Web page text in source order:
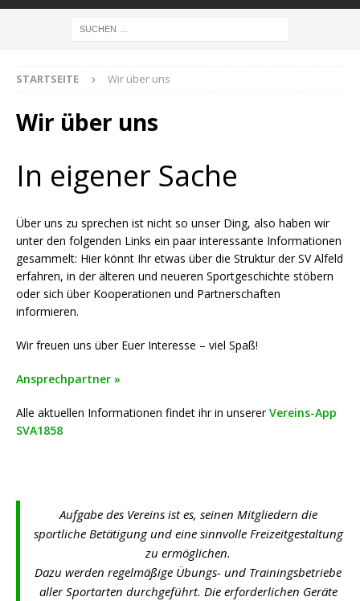
STARTSEITE Wir über uns
Wir über uns
In eigener Sache
Über uns zu sprechen ist nicht so unser Ding, also haben wir
unter den folgenden Links ein paar interessante Informationen
gesammelt: Hier könnt Ihr etwas über die Struktur der SV Alfeld
erfahren, in der älteren und neueren Sportgeschichte stöbern
oder sich über Kooperationen und Partnerschaften
informieren.
Wir freuen uns über Euer Interesse – viel Spaß!
Ansprechpartner »
Alle aktuellen Informationen findet ihr in unsererVereins-App
SVA1858
Aufgabe des Vereins ist es, seinen Mitgliedern die
sportliche Betätigung und eine sinnvolle Freizeitgestaltung
zu ermöglichen.
Dazu werden regelmäßige Übungs- und Trainingsbetriebe
aller Sportarten durchgeführt. Die erforderlichen Geräte